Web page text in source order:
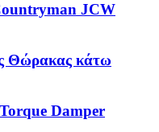
JCW
Θώρακας κάτω
Damper